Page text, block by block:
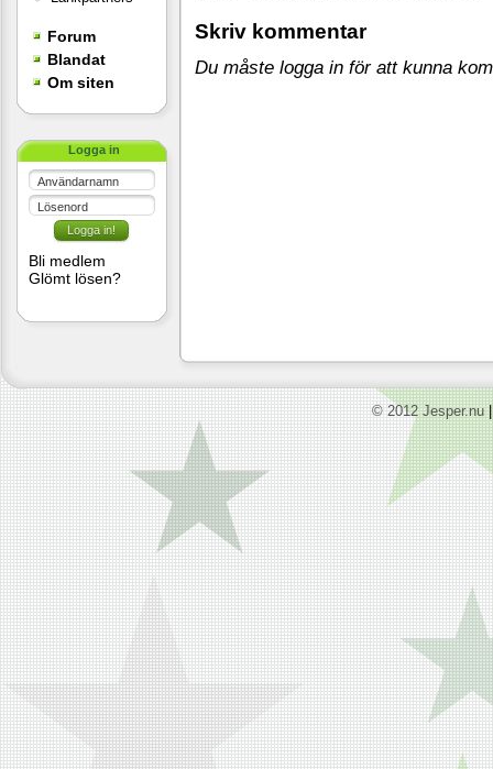
Forum
Blandat
Om siten
Logga in
Användarnamn
Lösenord
Bli medlem
Glömt lösen?
Skriv kommentar
Du måste logga in för att kunna
© 2012 Jesper.nu